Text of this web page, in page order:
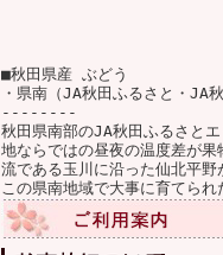
■秋田県産 ぶどう
・県南（JA秋田ふるさ
--------
秋田県南部のJA秋田ふるさと
地ならではの昼夜の温度差が
流である玉川に沿った仙北平野
この県南地域で大事に育てられ